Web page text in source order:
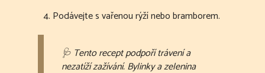
Podávejte s vařenou rýží nebo bramborem.
🩺 Tento recept podpoří trávení a
nezatíží zažívání. Bylinky a zelenina